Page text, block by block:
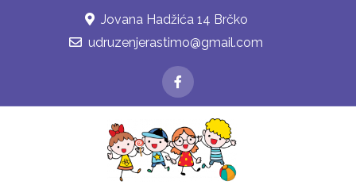
Jovana Hadžića 14 Brčko
udruzenjerastimo@gmail.com